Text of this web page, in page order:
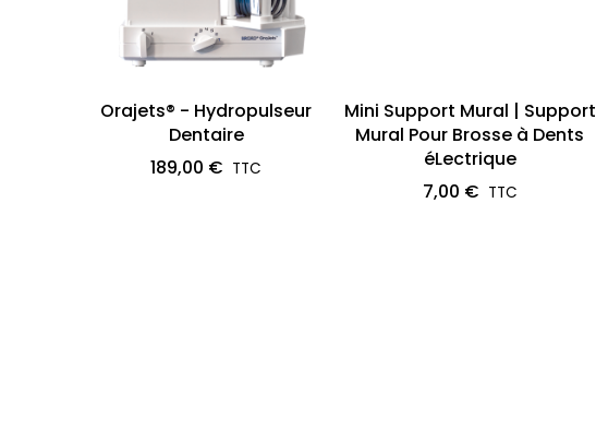
Orajets® - Hydropulseur
Dentaire
189,00 €
Mini Support Mural | Support
Mural Pour Brosse à Dents
éLectrique
7,00 €